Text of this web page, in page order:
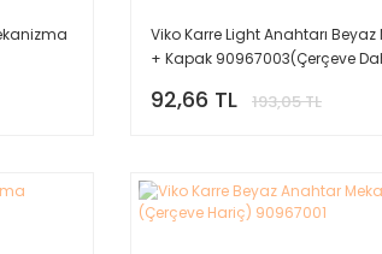
Viko Karre Light Anahtarı
+ Kapak 90967003(Çerçeve
92,66 TL 193,05 TL